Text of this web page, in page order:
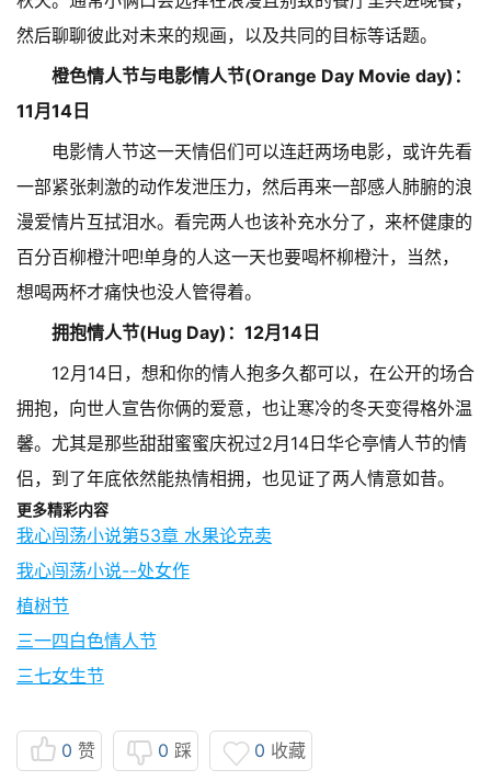
然后聊聊彼此对未来的规画，以及共同的目标等话题。
橙色情人节与电影情人节(Orange Day Movie day)：
11月14日
电影情人节这一天情侣们可以连赶两场电影，或许先看
一部紧张刺激的动作发泄压力，然后再来一部感人肺腑的浪
漫爱情片互拭泪水。看完两人也该补充水分了，来杯健康的
百分百柳橙汁吧!单身的人这一天也要喝杯柳橙汁，当然，
想喝两杯才痛快也没人管得着。
拥抱情人节(Hug Day)：12月14日
12月14日，想和你的情人抱多久都可以，在公开的场合
拥抱，向世人宣告你俩的爱意，也让寒冷的冬天变得格外温
馨。尤其是那些甜甜蜜蜜庆祝过2月14日华仑亭情人节的情
侣，到了年底依然能热情相拥，也见证了两人情意如昔。
更多精彩内容
我心闯荡小说第53章 水果论克卖
我心闯荡小说--处女作
植树节
三一四白色情人节
三七女生节
0 赞 0 踩 0 收藏